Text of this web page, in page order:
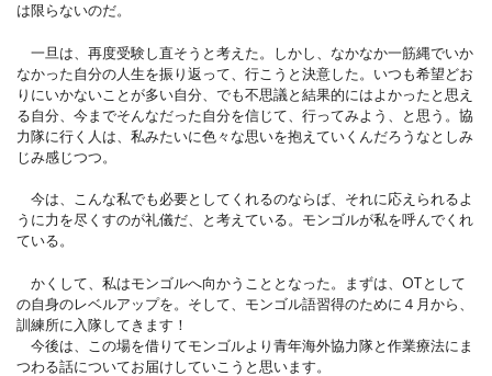
は限らないのだ。
一旦は、再度受験し直そうと考えた。しかし、なかなか一筋縄でいか
なかった自分の人生を振り返って、行こうと決意した。いつも希望どお
りにいかないことが多い自分、でも不思議と結果的にはよかったと思え
る自分、今までそんなだった自分を信じて、行ってみよう、と思う。協
力隊に行く人は、私みたいに色々な思いを抱えていくんだろうなとしみ
じみ感じつつ。
今は、こんな私でも必要としてくれるのならば、それに応えられるよ
うに力を尽くすのが礼儀だ、と考えている。モンゴルが私を呼んでくれ
ている。
かくして、私はモンゴルへ向かうこととなった。まずは、OTとして
の自身のレベルアップを。そして、モンゴル語習得のために４月から、
訓練所に入隊してきます！
今後は、この場を借りてモンゴルより青年海外協力隊と作業療法にま
つわる話についてお届けしていこうと思います。